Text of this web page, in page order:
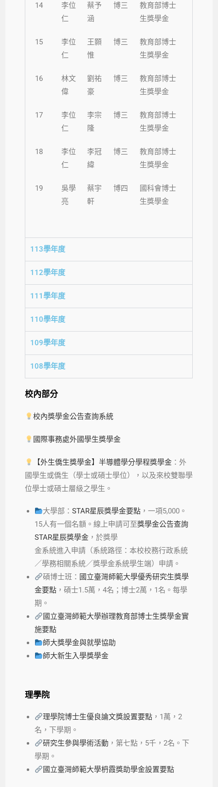
14
李位
仁
蔡予
涵
博三
教育部博士
生獎學金
15
李位
仁
王顥
惟
博三
教育部博士
生獎學金
16
林文
偉
劉祐
豪
博三
教育部博士
生獎學金
17
李位
仁
李宗
隆
博三
教育部博士
生獎學金
18
李位
仁
李冠
緯
博三
教育部博士
生獎學金
19
吳學
亮
蔡宇
軒
博四
國科會博士
生獎學金
113學年度
112學年度
111學年度
110學年度
109學年度
108學年度
校內部分
校內獎學金公告查詢系統
國際事務處外國學生獎學金
【外生僑生獎學金】半導體學分學程獎學金 ：外
國學生或僑生（學士或碩士學位），以及來校雙聯學
位學士或碩士層級之學生。
大學部：STAR星辰獎學金要點 ，一項5,000。
15人有一個名額。線上申請可至獎學金公告查詢
STAR星辰獎學金 ，於獎學
金系統進入申請（系統路徑：本校校務行政系統
／學務相關系統／獎學金系統學生端）申請。
碩博士班： 國立臺灣師範大學優秀研究生獎學
金要點 ，碩士1.5萬，4名；博士2萬，1名。每學
期。
國立臺灣師範大學辦理教育部博士生獎學金實
施要點
師大獎學金與就學協助
師大新生入學獎學金
理學院
理學院博士生優良論文獎設置要點 ，1萬，2
名，下學期。
研究生參與學術活動 ，第七點，5千，2名。下
學期。
國立臺灣師範大學枬霞獎助學金設置要點